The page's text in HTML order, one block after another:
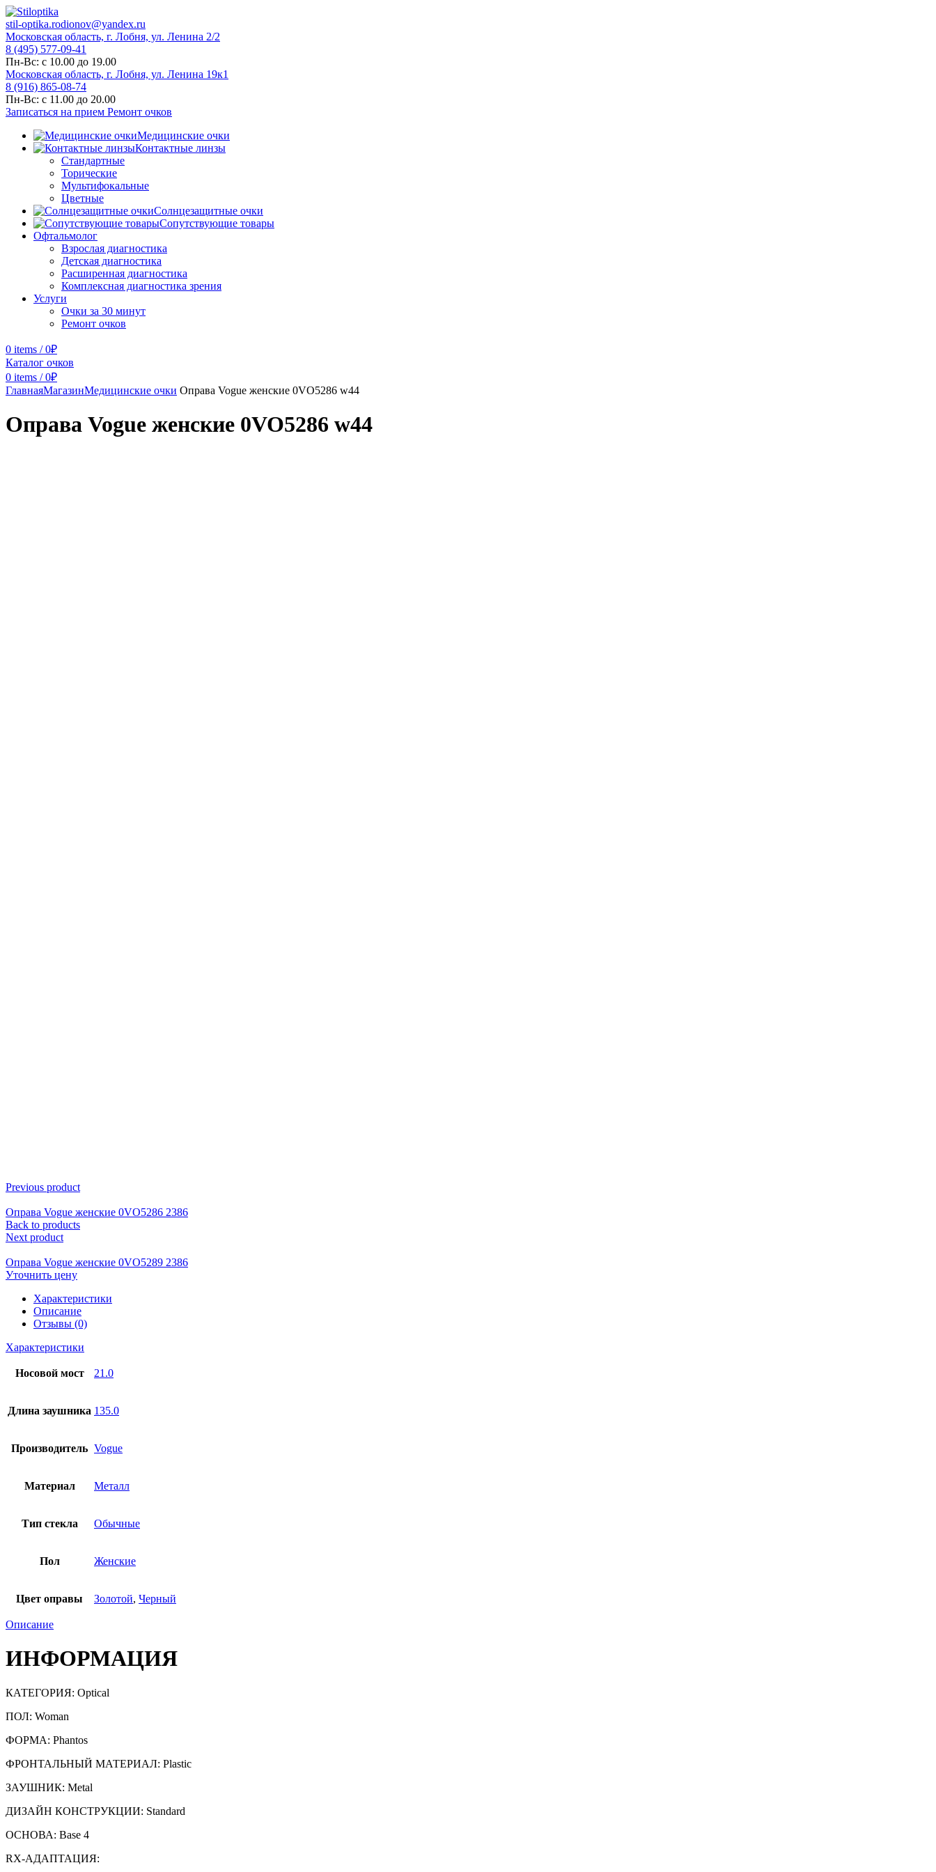
stil-optika.rodionov@yandex.ru
Московская область, г. Лобня, ул. Ленина 2/2
8 (495) 577-09-41
Пн-Вс: с 10.00 до 19.00
Московская область, г. Лобня, ул. Ленина 19к1
8 (916) 865-08-74
Пн-Вс: с 11.00 до 20.00
Записаться на прием Ремонт очков
Медицинские очки
Контактные линзы
Стандартные
Торические
Мультифокальные
Цветные
Солнцезащитные очки
Сопутствующие товары
Офтальмолог
Взрослая диагностика
Детская диагностика
Расширенная диагностика
Комплексная диагностика зрения
Услуги
Очки за 30 минут
Ремонт очков
0 items / 0₽
Каталог очков
0 items / 0₽
ГлавнаяМагазинМедицинские очки Оправа Vogue женские 0VO5286 w44
Оправа Vogue женские 0VO5286 w44
Previous product
Оправа Vogue женские 0VO5286 2386
Back to products
Next product
Оправа Vogue женские 0VO5289 2386
Уточнить цену
Характеристики
Описание
Отзывы (0)
Характеристики
Носовой мост 21.0
Длина заушника 135.0
Производитель Vogue
Материал Металл
Тип стекла Обычные
Пол Женские
Цвет оправы Золотой, Черный
Описание
ИНФОРМАЦИЯ
КАТЕГОРИЯ: Optical
ПОЛ: Woman
ФОРМА: Phantos
ФРОНТАЛЬНЫЙ МАТЕРИАЛ: Plastic
ЗАУШНИК: Metal
ДИЗАЙН КОНСТРУКЦИИ: Standard
ОСНОВА: Base 4
RX-АДАПТАЦИЯ: